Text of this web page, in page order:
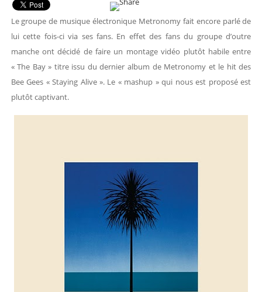
Le groupe de musique électronique Metronomy fait encore parlé de
lui cette fois-ci via ses fans. En effet des fans du groupe d’outre
manche ont décidé de faire un montage vidéo plutôt habile entre
« The Bay » titre issu du dernier album de Metronomy et le hit des
Bee Gees « Staying Alive ». Le « mashup » qui nous est proposé est
plutôt captivant.